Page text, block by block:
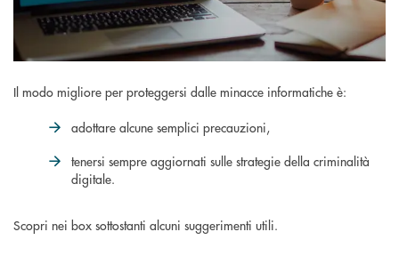
Il modo migliore per proteggersi dalle minacce informatiche è:
adottare alcune semplici precauzioni,
tenersi sempre aggiornati sulle strategie della criminalità
digitale.
Scopri nei box sottostanti alcuni suggerimenti utili.